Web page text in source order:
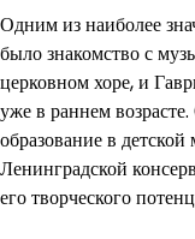
Одним из наиболее
было знакомство с
церковном хоре, и
уже в раннем
образование в
Ленинградской
его творческого